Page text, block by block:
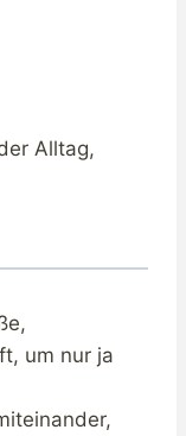
Alltag,
um nur ja